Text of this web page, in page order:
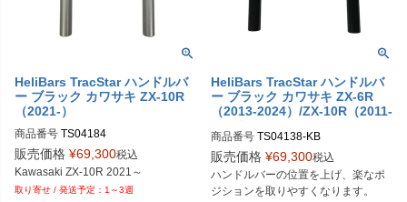
HeliBars TracStar ハンドルバ
ー ブラック カワサキ ZX-10R
（2021-）
商品番号 TS04184
HD型番：281-0521
販売価格 ¥69,300税込
Kawasaki ZX-10R 2021～
1～3週
HeliBars TracStar ハンドルバ
ー ブラック カワサキ ZX-6R
（2013-2024）/ZX-10R（2011-
2015）
商品番号 TS04138-KB
HD型番：281-0310
販売価格 ¥69,300税込
ハンドルバーの位置を上げ、楽なポ
ジションを取りやすくなります。